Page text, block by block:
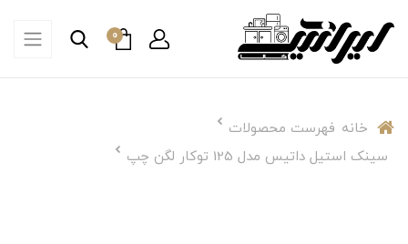
0
خانه فهرست محصولات
سینک استیل داتیس مدل 125 توکار لگن چپ